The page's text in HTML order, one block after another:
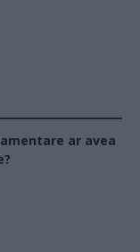
ar avea